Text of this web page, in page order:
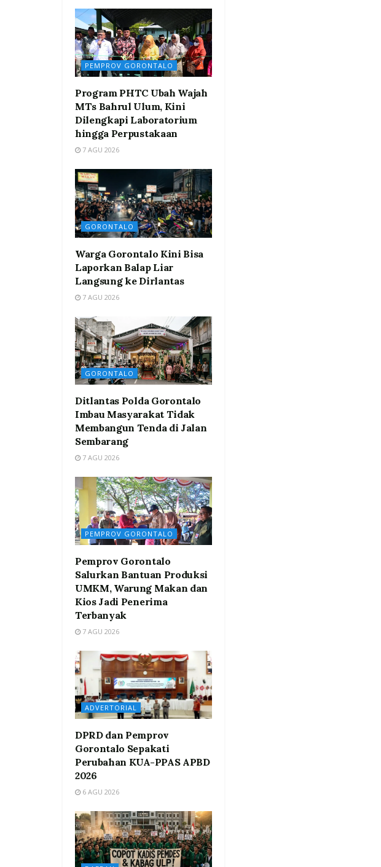
PEMPROV GORONTALO
Program PHTC Ubah Wajah
MTs Bahrul Ulum, Kini
Dilengkapi Laboratorium
hingga Perpustakaan
7 AGU 2026
GORONTALO
Warga Gorontalo Kini Bisa
Laporkan Balap Liar
Langsung ke Dirlantas
7 AGU 2026
GORONTALO
Ditlantas Polda Gorontalo
Imbau Masyarakat Tidak
Membangun Tenda di Jalan
Sembarang
7 AGU 2026
PEMPROV GORONTALO
Pemprov Gorontalo
Salurkan Bantuan Produksi
UMKM, Warung Makan dan
Kios Jadi Penerima
Terbanyak
7 AGU 2026
ADVERTORIAL
DPRD dan Pemprov
Gorontalo Sepakati
Perubahan KUA-PPAS APBD
2026
6 AGU 2026